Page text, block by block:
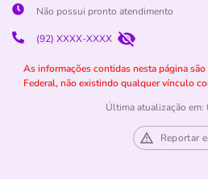
Não possui pronto atendimento
(92) XXXX-XXXX
As informações contidas nesta página
Federal, não existindo qualquer vínculo
Última atualização em:
Reportar